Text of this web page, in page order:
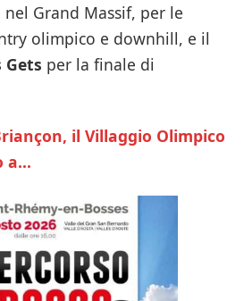
nel Grand Massif, per le
olimpico e downhill, e il
Gets per la finale di
il Villaggio Olimpico
a…